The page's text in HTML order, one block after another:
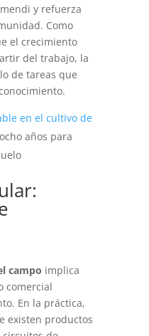
y refuerza
Como
el crecimiento
del trabajo, la
de tareas que
en el cultivo de
años para
campo implica
comercial
En la práctica,
existen productos